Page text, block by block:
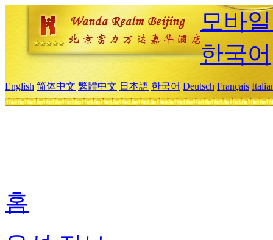
모바
한국어
English 简体中文 繁體中文 日本語 한국어 Deutsch Français
홈